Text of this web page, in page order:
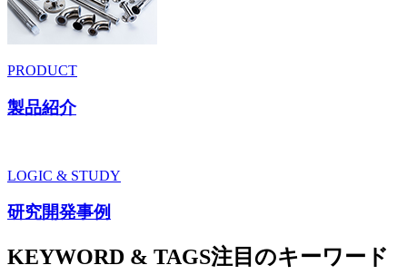
PRODUCT
製品紹介
LOGIC & STUDY
研究開発事例
KEYWORD & TAGS注目のキーワード